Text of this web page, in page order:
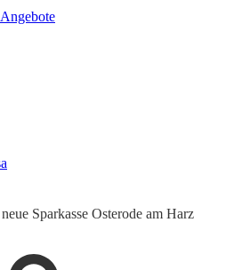
Sparkasse Osterode am Harz